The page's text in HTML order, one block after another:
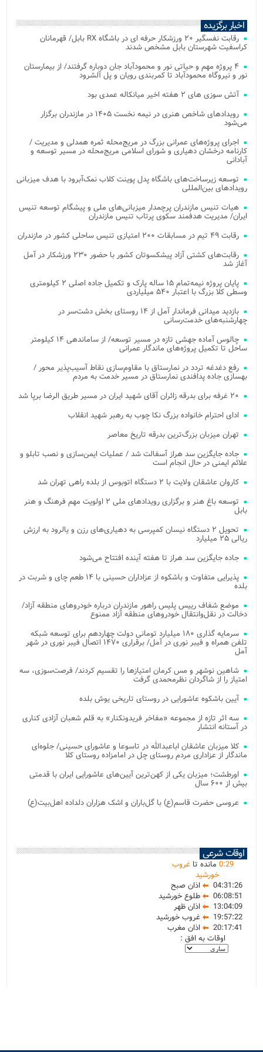
اخبار برگزیده
رقابت نفسگیر ۲۰ ورزشکار حرفه ای در باشگاه RX بابل/ قهرمانان
کراسفیت شهرستان بابل مشخص شدند
۴ پروژه مهم و حیاتی نور و محمودآباد جان دوباره گرفتند/ از بیمارستان
نور و نیروگاه محمودآباد تا کمربندی رویان و پل آلشرود
آتش‌ سوزی‌ های ۲ هفته اخیر میانکاله عمدی بود
رویدادهای شاخص هنری در نیمه نخست ۱۴۰۵ در مازندران برگزار
می‌شود
اجرای پروژه‌های عمرانی بزرگ در مریج‌محله ثمره همدلی و مدیریت /
کارنامه درخشان دهیاری و شورای اسلامی مریج‌محله در مسیر توسعه و
آبادانی
توسعه زیرساخت‌های باشگاه پدل پوینت کلاب نمک‌آبرود با هدف میزبانی
رویدادهای بین‌المللی
هیات تنیس مازندران پرچمدار میزبانی‌های ملی و پیشگام توسعه تنیس
ایران/ مدیریت هدفمند سکوی پرتاب تنیس مازندران
رقابت ۴۹ تیم در مسابقات ۲۰۰ امتیازی تنیس ساحلی کشور در مازندران
رقابت‌های کشتی آزاد پیشکسوتان کشور با حضور ۲۳۰ ورزشکار در آمل
آغاز شد
پایان پروژه نیمه‌تمام ۱۵ ساله پارک و تکمیل جاده اصلی ۲ کیلومتری
وسطی کلا بزرگ با اعتبار ۵۴۰ میلیاردی
بازدید میدانی فرماندار آمل از ۱۴ روستای بخش دشت‌سر در
چهارشنبه‌های خدمت‌رسانی
چالوس آماده جهشی تازه در مسیر توسعه/ از ساماندهی ۱۴ کیلومتر
ساحل تا تکمیل پروژه‌های ماندگار عمرانی
رفع دغدغه تردد در نمارستاق با مقاوم‌سازی نقاط آسیب‌پذیر محور /
بهسازی جاده پدافندی نمارستاق در مسیر خدمت به مردم
۲۰ غرفه برای بدرقه زائران آقای شهید ایران در مسیر طریق الرضا برپا شد
ادای احترام خانواده بزرگ نکا چوب به رهبر شهید انقلاب
تهران میزبان بزرگ‌ترین بدرقه تاریخ معاصر
جاده جایگزین سد هراز آسفالت شد / عملیات ایمن‌سازی و نصب تابلو و
علائم ایمنی در حال انجام است
کاروان عاشقان ولایت با ۲ دستگاه اتوبوس از بلده راهی تهران شد
توسعه باغ هنر و برگزاری رویدادهای ملی ۲ اولویت مهم فرهنگ و هنر
بابل
تحویل ۲ دستگاه نیسان کمپرسی به دهیاری‌های رزن و یالرود به ارزش
ریالی ۲۵ میلیارد
جاده جایگزین سد هراز تا هفته آینده افتتاح می‌شود
پذیرایی متفاوت و باشکوه از عزاداران حسینی با ۱۴ طعم چای و شربت در
بلده
موضع شفاف رییس پلیس راهور مازندران درباره خودروهای منطقه آزاد/
دخالت در نقل‌وانتقال خودروهای منطقه آزاد ممنوع
سرمایه گذاری ۱۸۰ میلیارد تومانی دولت چهاردهم برای توسعه شبکه
تلفن همراه و فیبر نوری در آمل/ برقراری ۱۴۷۰ اتصال فیبر نوری در شهر
آمل
شاهین نوشهر و مس کرمان امتیازها را تقسیم کردند/ فرصت‌سوزی، سه
امتیاز را از شاگردان نظرمحمدی گرفت
آیین باشکوه عاشورایی در روستای تاریخی یوش بلده
سه اثر تازه از مجموعه «مفاخر فریدونکنار» به قلم شعبان آزادی کناری
در آستانه انتشار
کلا میزبان عاشقان اباعبدالله در تاسوعا و عاشورای حسینی/ جلوه‌ای
ماندگار از عزاداری مردم روستای چل در امامزاده روستای کلا
اورطشت؛ میزبان یکی از کهن‌ترین آیین‌های عاشورایی ایران با قدمتی
بیش از ۶۰۰ سال
عروسی حضرت قاسم(ع) با گل‌باران و اشک هزاران دلداده اهل‌بیت(ع)
اوقات شرعی
0:29 مانده تاغروب
خورشید
04:31:26
اذان صبح
06:08:51
طلوع خورشید
13:04:09
اذان ظهر
19:57:22
غروب خورشید
20:17:41
اذان مغرب
اوقات به افق :